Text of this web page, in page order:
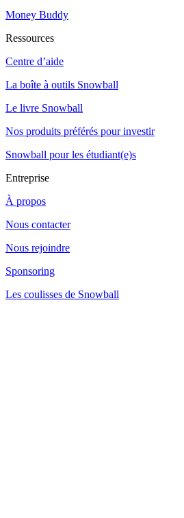
Money Buddy
Ressources
Centre d’aide
La boîte à outils Snowball
Le livre Snowball
Nos produits préférés pour investir
Snowball pour les étudiant(e)s
Entreprise
À propos
Nous contacter
Nous rejoindre
Sponsoring
Les coulisses de Snowball